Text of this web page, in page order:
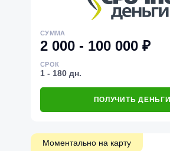
СУММА
2 000 - 100 000 ₽
СРОК
1 - 180 дн.
ПОЛУЧИТЬ ДЕНЬГИ
Моментально на карту